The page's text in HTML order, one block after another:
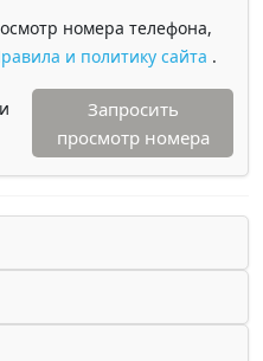
номера телефона,
и политику сайта .
Запросить
просмотр номера